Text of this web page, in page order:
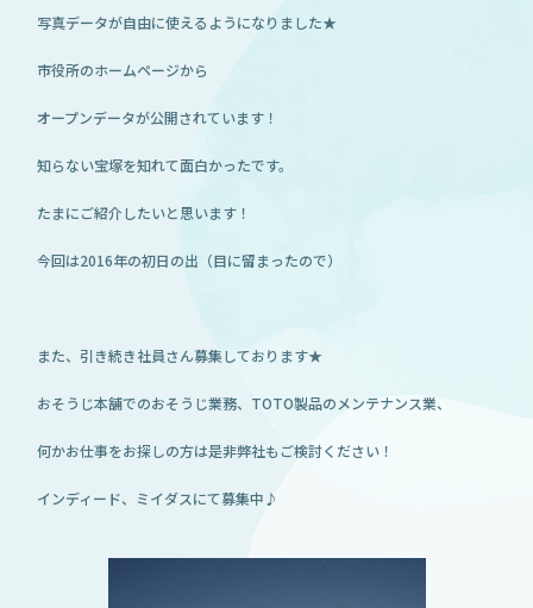
写真データが自由に使えるようになりました★
市役所のホームページから
オープンデータが公開されています！
知らない宝塚を知れて面白かったです。
たまにご紹介したいと思います！
今回は2016年の初日の出（目に留まったので）
また、引き続き社員さん募集しております★
おそうじ本舗でのおそうじ業務、TOTO製品のメンテナンス業、
何かお仕事をお探しの方は是非弊社もご検討ください！
インディード、ミイダスにて募集中♪